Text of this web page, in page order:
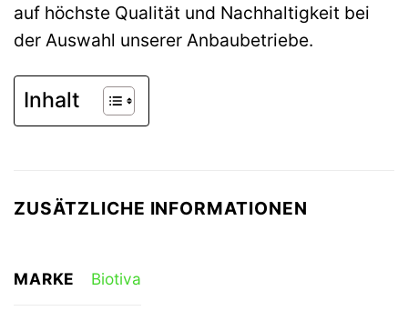
auf höchste Qualität und Nachhaltigkeit bei
der Auswahl unserer Anbaubetriebe.
Inhalt
ZUSÄTZLICHE INFORMATIONEN
MARKE Biotiva